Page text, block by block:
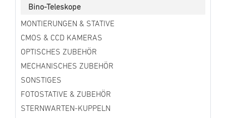
Bino-Teleskope
MONTIERUNGEN & STATIVE
CMOS & CCD KAMERAS
OPTISCHES ZUBEHÖR
MECHANISCHES ZUBEHÖR
SONSTIGES
FOTOSTATIVE & ZUBEHÖR
STERNWARTEN-KUPPELN